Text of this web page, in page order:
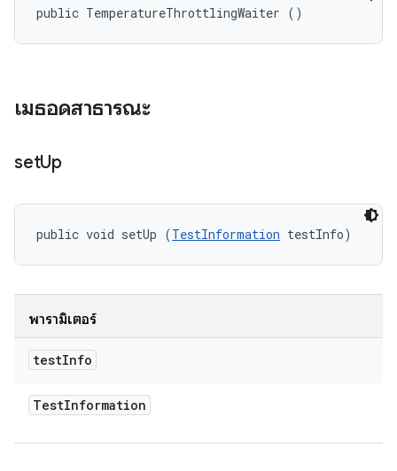
public TemperatureThrottlingWaiter ()
เมธอดสาธารณะ
setUp
public void setUp (TestInformation testInfo)
พารามิเตอร์
testInfo
TestInformation